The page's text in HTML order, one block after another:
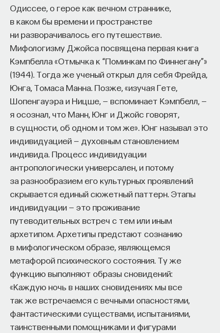
Одиссее, о герое как вечном страннике,
в каком бы времени и пространстве
ни разворачивалось его путешествие.
Мифологизму Джойса посвящена первая книга
Кэмпбелла «Отмычка к “Поминкам по Финнегану”»
(1944). Тогда же ученый открыл для себя Фрейда,
Юнга, Томаса Манна. Позже, «изучая Гете,
Шопенгауэра и Ницше, — вспоминает Кэмпбелл, —
я осознал, что Манн, Юнг и Джойс говорят,
в сущности, об одном и том же». Юнг называл это
индивидуацией — духовным становлением
индивида. Процесс индивидуации
антропологически универсален, и потому
за разнообразием его культурных проявлений
скрывается единый сюжетный паттерн. Этапы
индивидуации — это проживание
путеводительных встреч с тем или иным
архетипом. Архетипы предстают сознанию
в мифологическом образе, являющемся
метафорой психического состояния. Ту же
функцию выполняют образы сновидений:
«Каждую ночь в наших сновидениях мы все
так же встречаемся с вечными опасностями,
фантастическими существами, испытаниями,
таинственными помощниками и фигурами